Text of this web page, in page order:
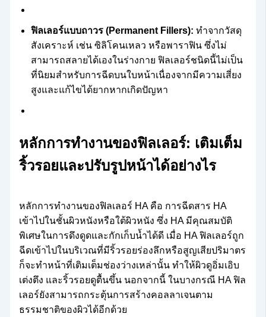
ฟิลเลอร์แบบถาวร (Permanent Fillers): ทำจากวัสดุ
สังเคราะห์ เช่น ซิลิโคนเหลว หรือพาราฟิน ซึ่งไม่
สามารถสลายได้เองในร่างกาย ฟิลเลอร์ชนิดนี้ไม่เป็น
ที่นิยมสำหรับการฉีดบนใบหน้าเนื่องจากมีความเสี่ยง
สูงและแก้ไขได้ยากหากเกิดปัญหา
หลักการทำงานของฟิลเลอร์: เติมเต็ม
ริ้วรอยและปรับรูปหน้าได้อย่างไร
หลักการทำงานของฟิลเลอร์ HA คือ การฉีดสาร HA
เข้าไปในชั้นผิวหนังหรือใต้ผิวหนัง ซึ่ง HA มีคุณสมบัติ
พิเศษในการดึงดูดและกักเก็บน้ำได้ดี เมื่อ HA ฟิลเลอร์ถูก
ฉีดเข้าไปในบริเวณที่มีริ้วรอยร่องลึกหรือสูญเสียปริมาตร
ก็จะทำหน้าที่เติมเต็มช่องว่างเหล่านั้น ทำให้ผิวดูอิ่มเอิบ
เต่งตึง และริ้วรอยดูตื้นขึ้น นอกจากนี้ ในบางกรณี HA ฟิล
เลอร์ยังสามารถกระตุ้นการสร้างคอลลาเจนตาม
ธรรมชาติของผิวได้อีกด้วย